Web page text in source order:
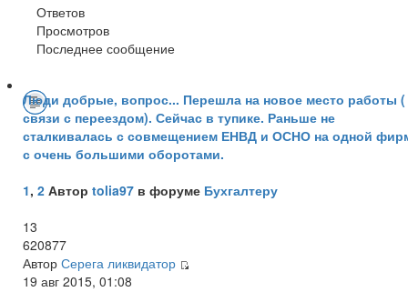
Ответов
Просмотров
Последнее сообщение
Люди добрые, вопрос... Перешла на новое место работы
связи с переездом). Сейчас в тупике. Раньше не
сталкивалась с совмещением ЕНВД и ОСНО на одной
с очень большими оборотами.
1, 2 Автор tolia97 в форуме Бухгалтеру
13
620877
Автор Серега ликвидатор
19 авг 2015, 01:08